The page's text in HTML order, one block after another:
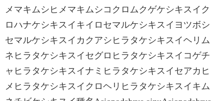
メマキムシヒメマキムシコクロムクゲケシキスイク
ロハナケシキスイキイロセマルケシキスイヨツボシ
セマルケシキスイカクアシヒラタケシキスイヘリム
ネヒラタケシキスイセグロヒラタケシキスイコゲチ
ャヒラタケシキスイナミヒラタケシキスイセアカヒ
メヒラタケシキスイクロヘリヒラタケシキスイキム